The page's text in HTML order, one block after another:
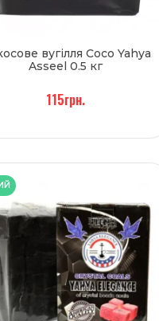
вугілля Coco Yahya
Asseel 0.5 кг
115грн.